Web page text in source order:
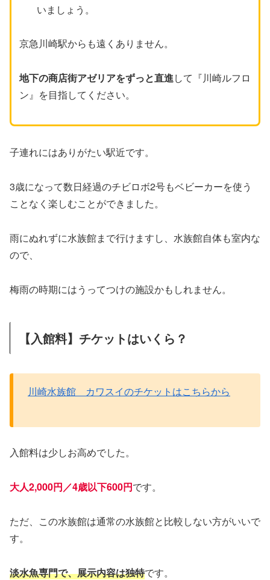
いましょう。
京急川崎駅からも遠くありません。
地下の商店街アゼリアをずっと直進して『川崎ルフロ
ン』を目指してください。
子連れにはありがたい駅近です。
3歳になって数日経過のチビロボ2号もベビーカーを使う
ことなく楽しむことができました。
雨にぬれずに水族館まで行けますし、水族館自体も室内な
ので、
梅雨の時期にはうってつけの施設かもしれません。
【入館料】チケットはいくら？
川崎水族館 カワスイのチケットはこちらから
入館料は少しお高めでした。
大人2,000円／4歳以下600円です。
ただ、この水族館は通常の水族館と比較しない方がいいで
す。
淡水魚専門で、展示内容は独特です。